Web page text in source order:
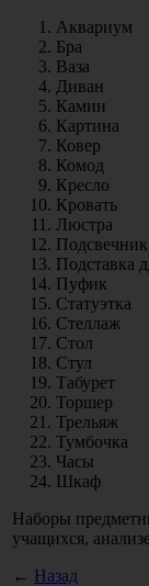
Аквариум
Бра
Ваза
Диван
Камин
Картина
Ковер
Комод
Кресло
Кровать
Люстра
Подсвечник
Подставка
Пуфик
Статуэтка
Стеллаж
Стол
Стул
Табурет
Торшер
Трельяж
Тумбочка
Часы
Шкаф
Наборы
учащихся,
← Назад